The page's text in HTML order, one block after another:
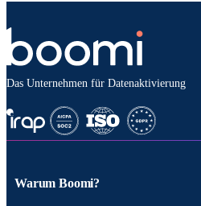
Das Unternehmen für Datenaktivierung
Warum Boomi?